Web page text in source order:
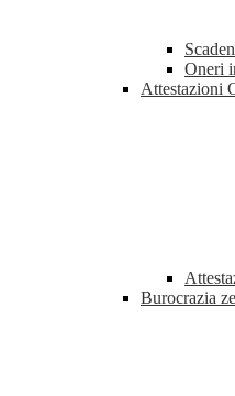
Oneri
Attestazioni
Burocrazia